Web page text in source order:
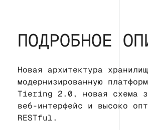
ПОДРОБНОЕ
Новая архитектура
модернизированную
Tiering 2.0, новая схема
веб-интерфейс и высоко
RESTful.